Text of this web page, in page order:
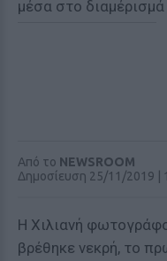
Από το NEWSROOM
Δημοσίευση 25/11/2019 |
Η Χιλιανή
βρέθηκε νεκρή, το